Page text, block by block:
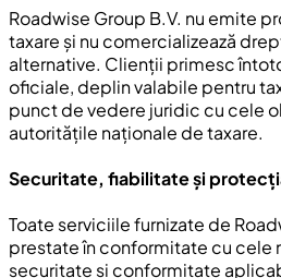
Roadwise Group B.V. nu emite
taxare și nu comercializează
alternative. Clienții primesc
oficiale, deplin valabile pentru
punct de vedere juridic cu cele
autoritățile naționale de taxare.
Securitate, fiabilitate și
Toate serviciile furnizate de
prestate în conformitate cu cele
securitate și conformitate